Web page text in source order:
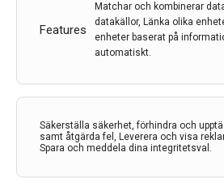
Features
Matchar och kombinerar
datakällor, Länka olika
enheter baserat på
automatiskt.
Säkerställa säkerhet, förhindra och
samt åtgärda fel, Leverera och visa
Spara och meddela dina integritetsval.